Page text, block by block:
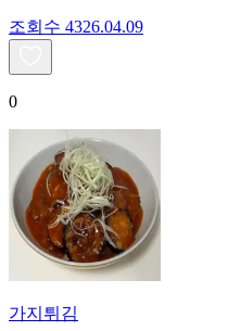
조회수 4326.04.09
0
가지튀김